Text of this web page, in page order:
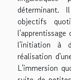
déterminant.
objectifs
l'apprentissage
l'initiation à
réalisation
L'immersion